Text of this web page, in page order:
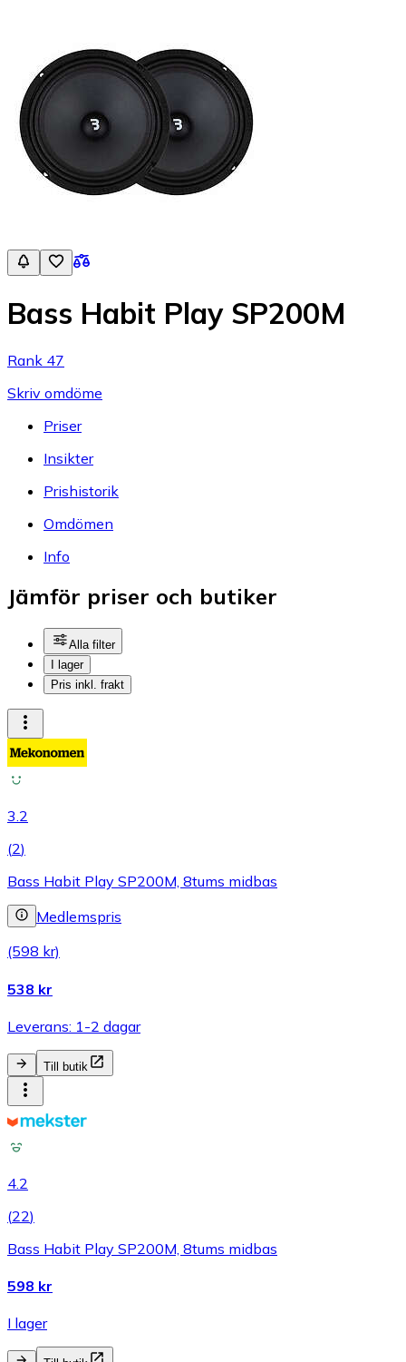
Bass Habit Play SP200M
Rank 47
Skriv omdöme
Priser
Insikter
Prishistorik
Omdömen
Info
Jämför priser och butiker
Alla filter
I lager
Pris inkl. frakt
3.2
(2)
Bass Habit Play SP200M, 8tums midbas
Medlemspris
(598 kr)
538 kr
Leverans: 1-2 dagar
Till butik
4.2
(22)
Bass Habit Play SP200M, 8tums midbas
598 kr
I lager